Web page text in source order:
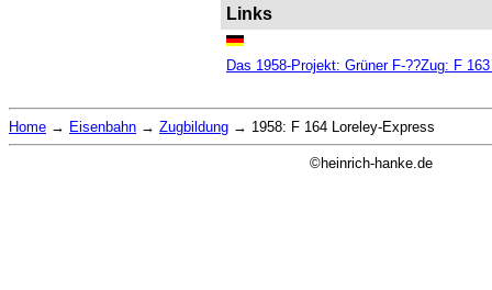
Links
Das 1958-Projekt: Grüner F-??Zug: F
Home → Eisenbahn → Zugbildung → 1958: F 164 Loreley-Express
©heinrich-hanke.de